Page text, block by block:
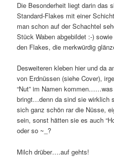
Die Besonderheit liegt darin das
Standard-Flakes mit einer
man schon auf der Schachtel
Stück Waben abgebildet :-)
den Flakes, die merkwürdig
Desweiteren kleben hier und da
von Erdnüssen (siehe Cover),
“Nut” im Namen
bringt…denn da sind sie wirklich
sich ganz schön rar die Nüsse,
sein, sonst hätten sie es auch
oder so ~_?
Milch drüber….auf gehts!